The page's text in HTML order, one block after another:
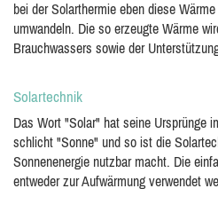
bei der Solarthermie eben diese
umwandeln. Die so erzeugte Wärme
Brauchwassers sowie der
Solartechnik
Das Wort "Solar" hat seine Ursprünge
schlicht "Sonne" und so ist die
Sonnenenergie nutzbar macht. Die
entweder zur Aufwärmung verwendet